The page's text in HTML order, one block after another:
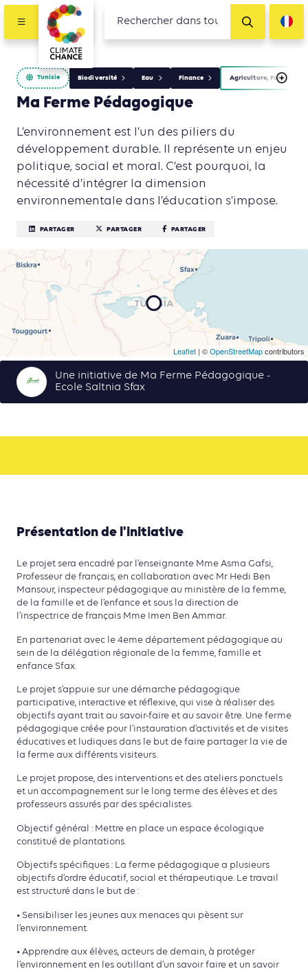
Tunisie Biodiversité Eau Finance Agriculture, Foresterie
Ma Ferme Pédagogique
L’environnement est l’un des piliers du
développement durable. Il représente un enjeu
politique, social et moral. C’est pourquoi, la
nécessité d’intégrer la dimension
environnementale dans l’éducation s'impose.
PARTAGER PARTAGER PARTAGER
Leaflet | ©OpenStreetMapcontributors
Une initiative de Ma Ferme Pédagogique -
Ecole Saltnia Sfax
Présentation de l'initiative
Le projet sera encadré par l’enseignante Mme Asma Gafsi,
Professeur de français, en collaboration avec Mr Hedi Ben
Mansour, inspecteur pédagogique au ministère de la femme,
de la famille et de l’enfance et sous la direction de
l’inspectrice de français Mme Imen Ben Ammar.
En partenariat avec le 4eme département pédagogique au
sein de la délégation régionale de la femme, famille et
enfance Sfax.
Le projet s’appuie sur une démarche pédagogique
participative, interactive et réflexive, qui vise à réaliser des
objectifs ayant trait au savoir-faire et au savoir être. Une ferme
pédagogique créée pour l’instauration d’activités et de visites
éducatives et ludiques dans le but de faire partager la vie de
la ferme aux différents visiteurs.
Le projet propose, des interventions et des ateliers ponctuels
et un accompagnement sur le long terme des élèves et des
professeurs assurés par des spécialistes.
Objectif général : Mettre en place un espace écologique
constitué de plantations.
Objectifs spécifiques : La ferme pédagogique a plusieurs
objectifs d’ordre éducatif, social et thérapeutique. Le travail
est structuré dans le but de :
• Sensibiliser les jeunes aux menaces qui pèsent sur
l’environnement.
• Apprendre aux élèves, acteurs de demain, à protéger
l’environnement en les outillant d’un savoir faire et un savoir